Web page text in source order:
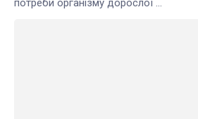
потреби організму дорослої ...